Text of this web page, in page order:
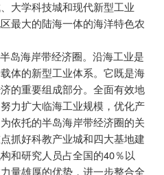
大学科技城和现代新型工业
最大的陆海一体的海洋特色农
岛海岸带经济圈。沿海工业是
体的新型工业体系。它既是海
的重要组成部分。全面有效地
力扩大临海工业规模，优化产
依托的半岛海岸带经济圈的关
抓好科教产业城和四大基地建
和研究人员占全国的40％以
量雄厚的优势，进一步整合全